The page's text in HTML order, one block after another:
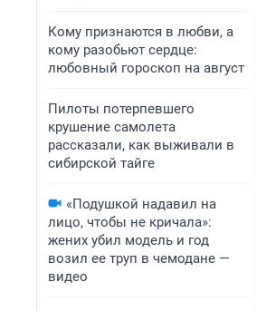
Кому признаются в любви, а
кому разобьют сердце:
любовный гороскоп на август
Пилоты потерпевшего
крушение самолета
рассказали, как выживали в
сибирской тайге
«Подушкой надавил на
лицо, чтобы не кричала»:
жених убил модель и год
возил ее труп в чемодане —
видео